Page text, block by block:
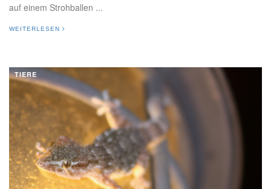
auf einem Strohballen ...
WEITERLESEN
TIERE